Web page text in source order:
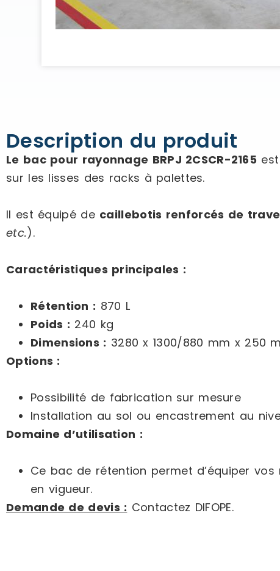
Description du produit
Le bac pour rayonnage BRPJ 2CSCR-2165
sur les lisses des racks à palettes.
Il est équipé de caillebotis renforcés de
etc.).
Caractéristiques principales :
Rétention : 870 L
Poids : 240 kg
Dimensions : 3280 x 1300/880 mm x 250
Options :
Possibilité de fabrication sur mesure
Installation au sol ou encastrement au
Domaine d’utilisation :
Ce bac de rétention permet d’équiper
en vigueur.
Demande de devis : Contactez DIFOPE.